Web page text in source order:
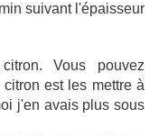
suivant l'épaisseur
Vous pouvez
est les mettre à
j'en avais plus sous